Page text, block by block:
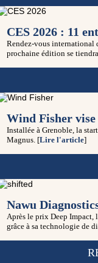
CES 2026 : 11
Rendez-vous international
prochaine édition se
Wind Fisher
Installée à Grenoble, la
Magnus. [Lire l'article]
Nawu
Après le prix Deep Impact,
grâce à sa technologie de